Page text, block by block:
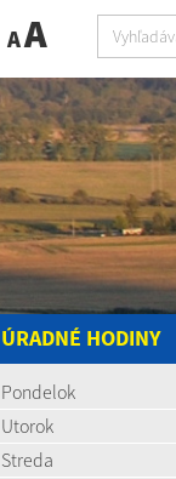
AA
ÚRADNÉ HODINY
Pondelok
Utorok
Streda